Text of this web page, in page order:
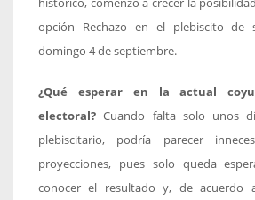
opción Rechazo en el plebiscito de
domingo 4 de septiembre.
¿Qué esperar en la actual
electoral?Cuando falta solo unos
plebiscitario, podría parecer
proyecciones, pues solo queda
conocer el resultado y, de acuerdo